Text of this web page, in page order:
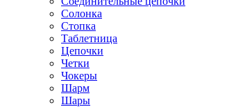
Солонка
Стопка
Таблетница
Цепочки
Четки
Чокеры
Шарм
Шары